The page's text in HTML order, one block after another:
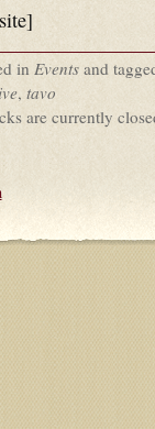
in Eventsand
, tavo
are currently